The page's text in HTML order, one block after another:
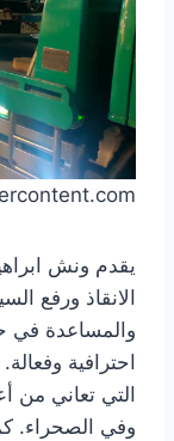
يقدم ونش
الانقاذ ورفع
والمساعدة في
احترافية
التي تعاني من
وفي الصحراء.